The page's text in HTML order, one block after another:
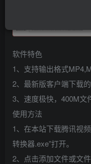
软件特色
1、支持输出格式
2、最新版客户端下载
3、速度极快，400M文
使用方法
1、在本站下载腾讯视
转换器.exe”打开。
2、点击添加文件或文